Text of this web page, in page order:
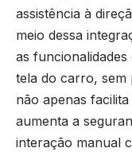
assistência à
meio dessa
as
tela do carro, sem
não apenas
aumenta a
interação manual